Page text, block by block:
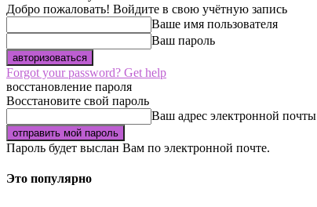
Добро пожаловать! Войдите в свою учётную запись
Ваше имя пользователя
Ваш пароль
Forgot your password? Get help
восстановление пароля
Восстановите свой пароль
Ваш адрес электронной почты
Пароль будет выслан Вам по электронной почте.
Это популярно